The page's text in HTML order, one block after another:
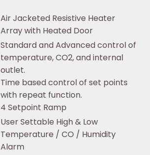
Air Jacketed Resistive Heater
Array with Heated Door
Standard and Advanced control of
temperature, CO2, and internal
outlet.
Time based control of set points
with repeat function.
4 Setpoint Ramp
User Settable High & Low
Temperature / CO / Humidity
Alarm